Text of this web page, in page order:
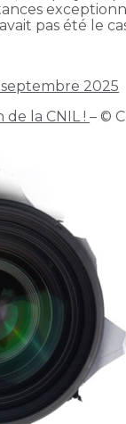
pas été le
2025
de la CNIL !– ©